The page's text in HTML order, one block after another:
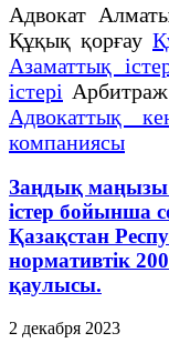
Адвокат
Құқық қорғау
Азаматтық
істері
Адвокаттық
компаниясы
Заңдық маңызы
істер бойынша
Қазақстан
нормативтік
қаулысы.
2 декабря 2023